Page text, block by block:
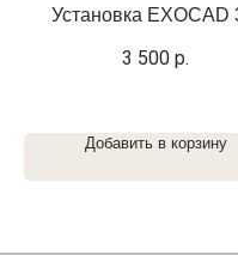
Установка EXOCAD
3 500 р.
Добавить в корзину